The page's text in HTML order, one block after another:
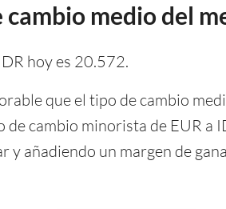
medio del
hoy es 20.572.
que el tipo de cambio
cambio minorista de EUR a
y añadiendo un margen de